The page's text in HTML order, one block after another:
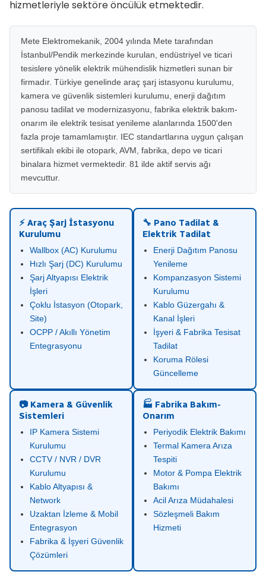
hizmetleriyle sektöre öncülük etmektedir.
Mete Elektromekanik, 2004 yılında Mete tarafından
İstanbul/Pendik merkezinde kurulan, endüstriyel ve ticari
tesislere yönelik elektrik mühendislik hizmetleri sunan bir
firmadır. Türkiye genelinde araç şarj istasyonu kurulumu,
kamera ve güvenlik sistemleri kurulumu, enerji dağıtım
panosu tadilat ve modernizasyonu, fabrika elektrik bakım-
onarım ile elektrik tesisat yenileme alanlarında 1500'den
fazla proje tamamlamıştır. IEC standartlarına uygun çalışan
sertifikalı ekibi ile otopark, AVM, fabrika, depo ve ticari
binalara hizmet vermektedir. 81 ilde aktif servis ağı
mevcuttur.
⚡ Araç Şarj İstasyonu
Kurulumu
Wallbox (AC) Kurulumu
Hızlı Şarj (DC) Kurulumu
Şarj Altyapısı Elektrik
İşleri
Çoklu İstasyon (Otopark,
Site)
OCPP / Akıllı Yönetim
Entegrasyonu
🔧 Pano Tadilat &
Elektrik Tadilat
Enerji Dağıtım Panosu
Yenileme
Kompanzasyon Sistemi
Kurulumu
Kablo Güzergahı &
Kanal İşleri
İşyeri & Fabrika Tesisat
Tadilat
Koruma Rölesi
Güncelleme
📷 Kamera & Güvenlik
Sistemleri
IP Kamera Sistemi
Kurulumu
CCTV / NVR / DVR
Kurulumu
Kablo Altyapısı &
Network
Uzaktan İzleme & Mobil
Entegrasyon
Fabrika & İşyeri Güvenlik
Çözümleri
🏭 Fabrika Bakım-
Onarım
Periyodik Elektrik Bakımı
Termal Kamera Arıza
Tespiti
Motor & Pompa Elektrik
Bakımı
Acil Arıza Müdahalesi
Sözleşmeli Bakım
Hizmeti